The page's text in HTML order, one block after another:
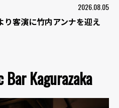
2026.08.05
り客演に竹内アンナを迎え
Kagurazaka